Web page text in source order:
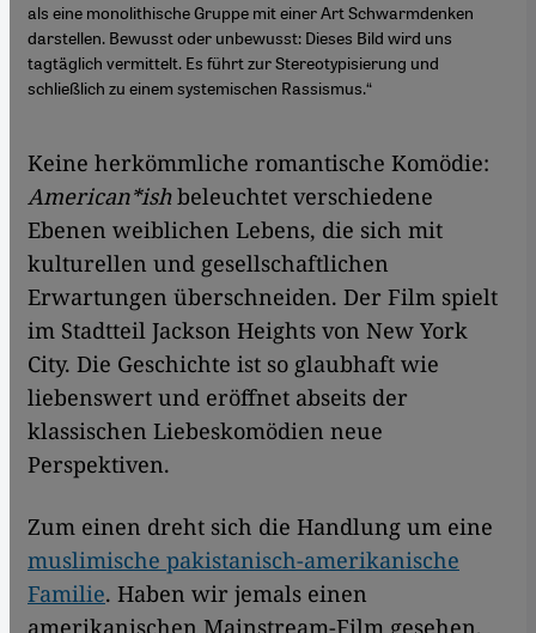
als eine monolithische Gruppe mit einer Art Schwarmdenken
darstellen. Bewusst oder unbewusst: Dieses Bild wird uns
tagtäglich vermittelt. Es führt zur Stereotypisierung und
schließlich zu einem systemischen Rassismus.“
Keine herkömmliche romantische Komödie:
American*ishbeleuchtet verschiedene
Ebenen weiblichen Lebens, die sich mit
kulturellen und gesellschaftlichen
Erwartungen überschneiden. Der Film spielt
im Stadtteil Jackson Heights von New York
City. Die Geschichte ist so glaubhaft wie
liebenswert und eröffnet abseits der
klassischen Liebeskomödien neue
Perspektiven.
Zum einen dreht sich die Handlung um eine
muslimische pakistanisch-amerikanische
Familie. Haben wir jemals einen